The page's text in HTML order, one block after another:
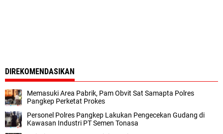
DIREKOMENDASIKAN
Memasuki Area Pabrik, Pam Obvit Sat Samapta Polres
Pangkep Perketat Prokes
Personel Polres Pangkep Lakukan Pengecekan Gudang di
Kawasan Industri PT Semen Tonasa